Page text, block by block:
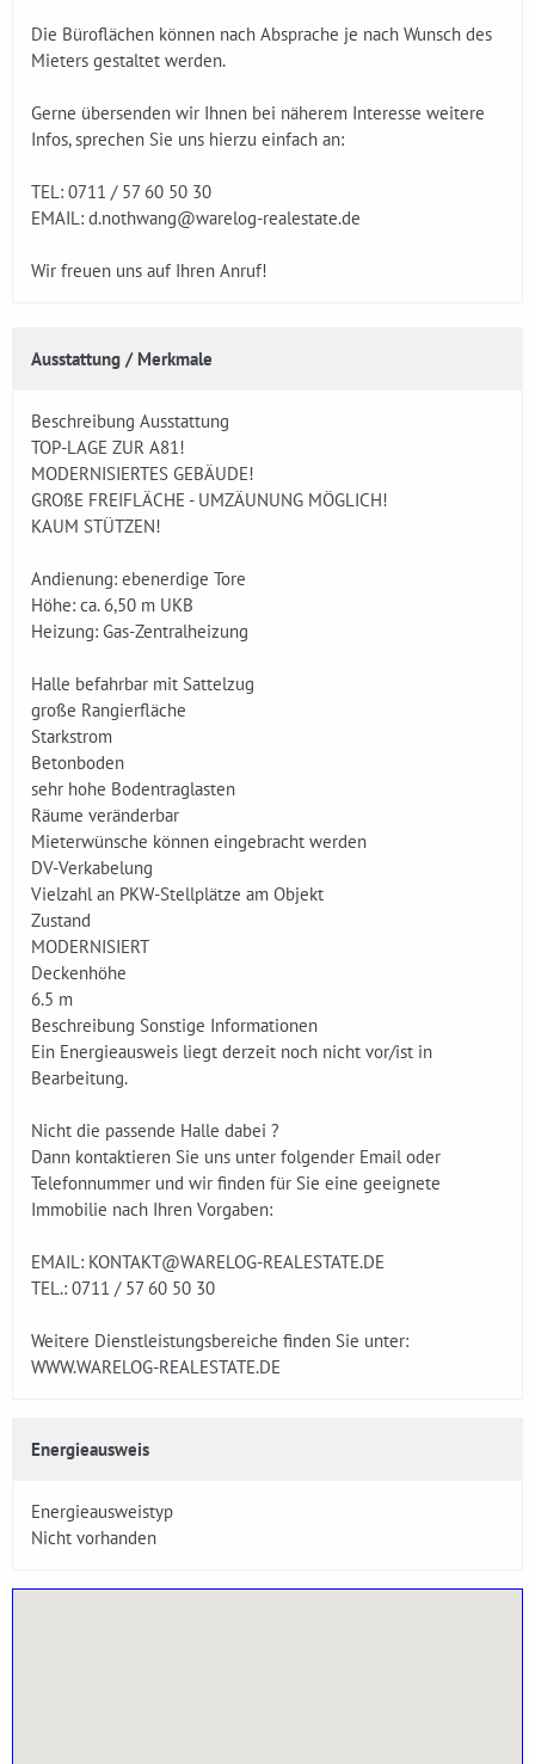
Die Büroflächen können nach Absprache je nach Wunsch des
Mieters gestaltet werden.
Gerne übersenden wir Ihnen bei näherem Interesse weitere
Infos, sprechen Sie uns hierzu einfach an:
TEL: 0711 / 57 60 50 30
EMAIL: d.nothwang@warelog-realestate.de
Wir freuen uns auf Ihren Anruf!
Ausstattung / Merkmale
Beschreibung Ausstattung
TOP-LAGE ZUR A81!
MODERNISIERTES GEBÄUDE!
GROßE FREIFLÄCHE - UMZÄUNUNG MÖGLICH!
KAUM STÜTZEN!
Andienung: ebenerdige Tore
Höhe: ca. 6,50 m UKB
Heizung: Gas-Zentralheizung
Halle befahrbar mit Sattelzug
große Rangierfläche
Starkstrom
Betonboden
sehr hohe Bodentraglasten
Räume veränderbar
Mieterwünsche können eingebracht werden
DV-Verkabelung
Vielzahl an PKW-Stellplätze am Objekt
Zustand
MODERNISIERT
Deckenhöhe
6.5 m
Beschreibung Sonstige Informationen
Ein Energieausweis liegt derzeit noch nicht vor/ist in
Bearbeitung.
Nicht die passende Halle dabei ?
Dann kontaktieren Sie uns unter folgender Email oder
Telefonnummer und wir finden für Sie eine geeignete
Immobilie nach Ihren Vorgaben:
EMAIL: KONTAKT@WARELOG-REALESTATE.DE
TEL.: 0711 / 57 60 50 30
Weitere Dienstleistungsbereiche finden Sie unter:
WWW.WARELOG-REALESTATE.DE
Energieausweis
Energieausweistyp
Nicht vorhanden